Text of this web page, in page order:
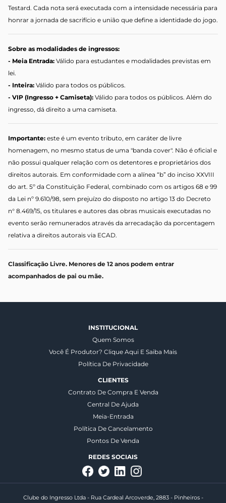
Testard. Cada nota será executada com a intensidade necessária para
honrar a jornada de sacrifício e união que define a identidade do jogo.
Sobre as modalidades de ingressos:
- Meia Entrada: Válido para estudantes e modalidades previstas em
lei.
- Inteira: Válido para todos os públicos.
- VIP (Ingresso + Camiseta): Válido para todos os públicos. Além do
ingresso, dá direito a uma camiseta.
Importante: este é um evento tributo, em caráter de livre
homenagem, no mesmo status de uma "banda cover". Não é oficial e
não possui qualquer relação com os detentores e proprietários dos
direitos autorais. Em conformidade com a alínea “b” do inciso XXVIII
do art. 5º da Constituição Federal, combinado com os artigos 68 e 99
da Lei nº 9.610/98, sem prejuízo do disposto no artigo 13 do Decreto
n° 8.469/15, os titulares e autores das obras musicais executadas no
evento serão remunerados através da arrecadação da porcentagem
relativa a direitos autorais via ECAD.
Classificação Livre. Menores de 12 anos podem entrar
acompanhados de pai ou mãe.
INSTITUCIONAL
Quem Somos
Você É Produtor? Clique Aqui E Saiba Mais
Política De Privacidade
CLIENTES
Contrato De Compra E Venda
Central De Ajuda
Meia-Entrada
Política De Cancelamento
Pontos De Venda
REDES SOCIAIS
Clube do Ingresso Ltda - Rua Cardeal Arcoverde, 2883 - Pinheiros -